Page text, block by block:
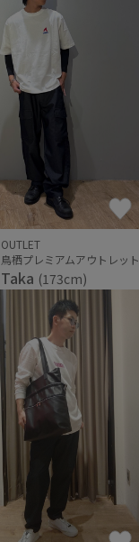
OUTLET
鳥栖プレミアムアウトレット
Taka (173cm)